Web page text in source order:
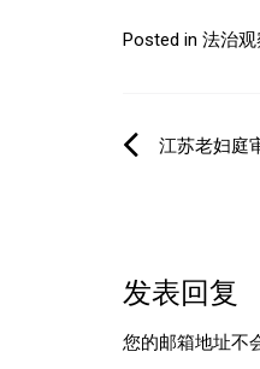
Posted in 法治观
文
航
江苏老妇庭
发表回复
您的邮箱地址不